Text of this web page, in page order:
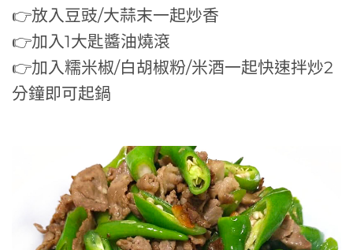
👉放入豆豉/大蒜末一起炒香
👉加入1大匙醬油燒滾
👉加入糯米椒/白胡椒粉/米酒一起快速拌炒2
分鐘即可起鍋